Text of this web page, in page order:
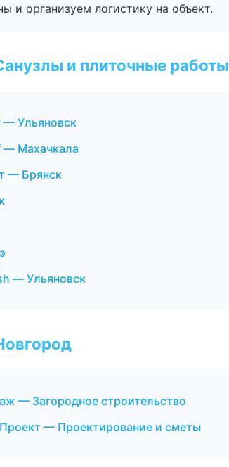
и организуем логистику на объект.
и плиточные работы
— Ульяновск
— Махачкала
— Брянск
— Ульяновск
— Загородное строительство
— Проектирование и сметы